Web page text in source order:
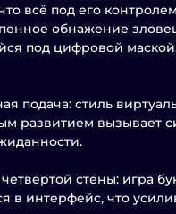
всё под его
обнажение
под цифровой
подача: стиль
развитием вызывает
стены: игра
в интерфейс, что